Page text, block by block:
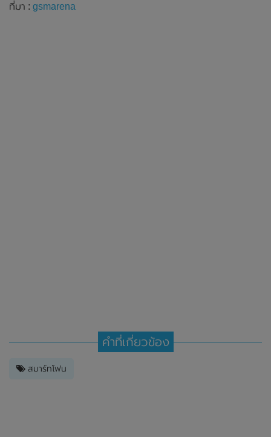
ที่มา : gsmarena
คำที่เกี่ยวข้อง
สมาร์ทโฟน